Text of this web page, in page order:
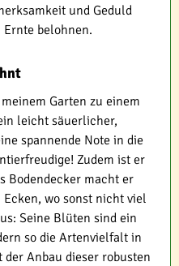
und Geduld
belohnen.
Garten zu einem
leicht säuerlicher,
spannende Note in die
Zudem ist er
Bodendecker macht er
wo sonst nicht viel
Seine Blüten sind ein
so die Artenvielfalt in
Anbau dieser robusten